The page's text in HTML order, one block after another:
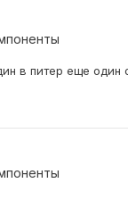
в питер еще один